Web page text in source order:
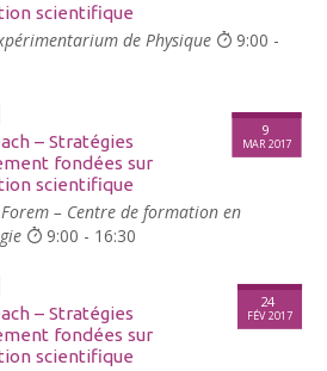
scientifique
de Physique
9:00 -
– Stratégies
fondées sur
scientifique
9
MAR 2017
Forem – Centre de formation en
9:00 - 16:30
– Stratégies
fondées sur
scientifique
24
FÉV 2017